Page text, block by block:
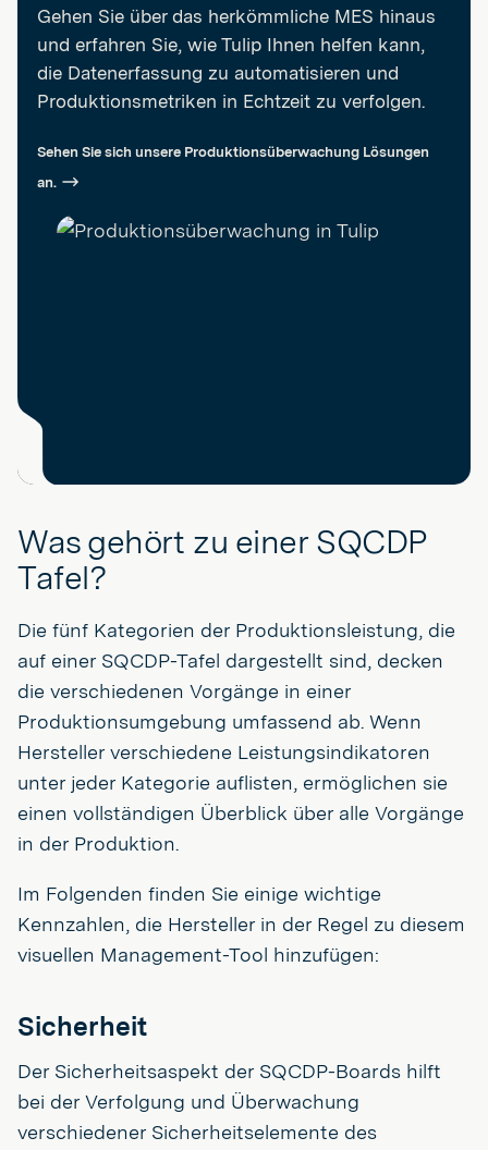
Gehen Sie über das herkömmliche MES hinaus
und erfahren Sie, wie Tulip Ihnen helfen kann,
die Datenerfassung zu automatisieren und
Produktionsmetriken in Echtzeit zu verfolgen.
Sehen Sie sich unsere Produktionsüberwachung Lösungen
an.
Was gehört zu einer SQCDP
Tafel?
Die fünf Kategorien der Produktionsleistung, die
auf einer SQCDP-Tafel dargestellt sind, decken
die verschiedenen Vorgänge in einer
Produktionsumgebung umfassend ab. Wenn
Hersteller verschiedene Leistungsindikatoren
unter jeder Kategorie auflisten, ermöglichen sie
einen vollständigen Überblick über alle Vorgänge
in der Produktion.
Im Folgenden finden Sie einige wichtige
Kennzahlen, die Hersteller in der Regel zu diesem
visuellen Management-Tool hinzufügen:
Sicherheit
Der Sicherheitsaspekt der SQCDP-Boards hilft
bei der Verfolgung und Überwachung
verschiedener Sicherheitselemente des